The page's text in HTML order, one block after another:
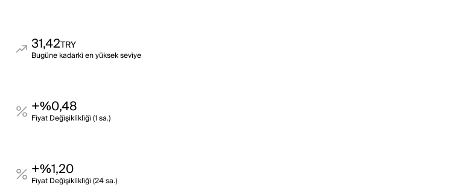
31,42TRY
Bugüne kadarki̇ en yüksek sevi̇ye
+%0,48
Fi̇yat Deği̇şi̇kli̇kli̇ği̇ (1 sa.)
+%1,20
Fi̇yat Deği̇şi̇kli̇kli̇ği̇ (24 sa.)